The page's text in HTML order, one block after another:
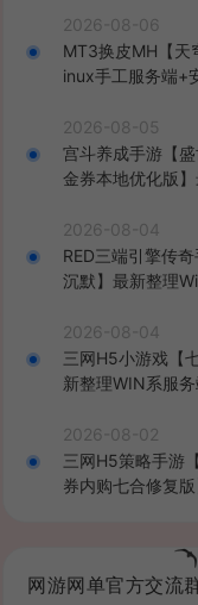
2026-08-06
MT3换皮MH【天
inux手工服务端+
教程
2026-08-05
宫斗养成手游【
金券本地优化版
后台+安卓+详细搭
2026-08-04
RED三端引擎传
沉默】最新整理
2026-08-04
三网H5小游戏【
新整理WIN系服
2026-08-02
三网H5策略手游
券内购七合修复
端+详细搭建教程
网游网单官方交流